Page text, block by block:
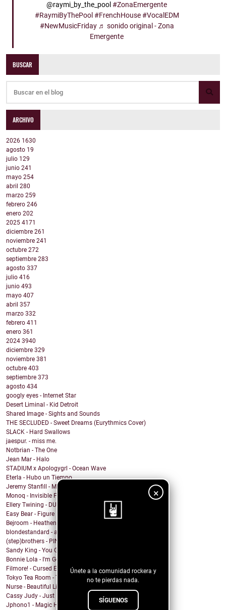
×
Únete a la comunidad rockera y
no te pierdas nada.
SÍGUENOS
@raymi_by_the_pool#ZonaEmergente
#RaymiByThePool #FrenchHouse #VocalEDM
#NewMusicFriday ♬ sonido original - Zona
Emergente
BUSCAR
ARCHIVO
2026 1630
agosto 19
julio 129
junio 241
mayo 254
abril 280
marzo 259
febrero 246
enero 202
2025 4171
diciembre 261
noviembre 241
octubre 272
septiembre 283
agosto 337
julio 416
junio 493
mayo 407
abril 357
marzo 332
febrero 411
enero 361
2024 3940
diciembre 329
noviembre 381
octubre 403
septiembre 373
agosto 434
googly eyes - Internet Star
Desert Liminal - Kid Detroit
Shared Image - Sights and Sounds
THE SECLUDED - Sweet Dreams (Eurythmics Cover)
SLACK - Hard Swallows
jaespur. - miss me.
Notbrian - The One
Jean Mar - Halo
STADIUM x Apologygrl - Ocean Wave
Eterla - Hubo un Tiempo
Jeremy Stanfill - Moving Day
Monoq - Invisible Finish Line
Ellery Twining - DUSTY SPRINGFIELD'S RECORD COLLEC...
Easy Bear - Figure It Out
Bejroom - Heathens
blondestandard - arms of another
(step)brothers - PINOT NOIR
Sandy King - You Got Me Mixed Up With That Bottle
Bonnie Lola - I'm Going Home
Filmore! - Cursed Energy
Tokyo Tea Room - Tell Me How
Nurse - Beautiful Lie
Cassy Judy - Just For Being Who We Are
Jphono1 - Magic Here